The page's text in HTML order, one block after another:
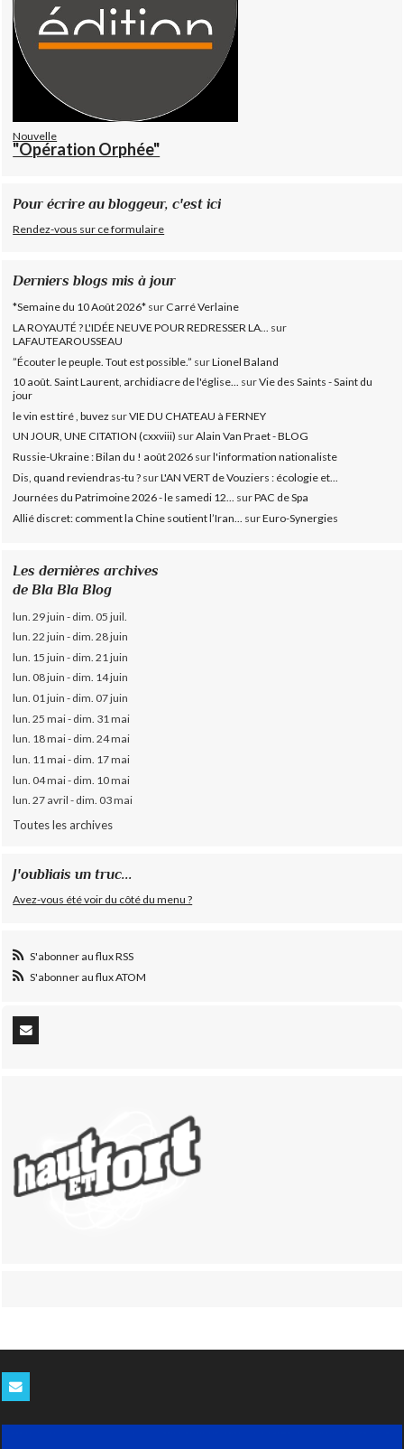
Nouvelle
"Opération Orphée"
Pour écrire au bloggeur, c'est ici
Rendez-vous sur ce formulaire
Derniers blogs mis à jour
*Semaine du 10 Août 2026* surCarré Verlaine
LA ROYAUTÉ ? L'IDÉE NEUVE POUR REDRESSER LA...
sur
LAFAUTEAROUSSEAU
”Écouter le peuple. Tout est possible.” surLionel Baland
10 août. Saint Laurent, archidiacre de l'église... surVie des Saints - Saint du
jour
le vin est tiré , buvez surVIE DU CHATEAU à FERNEY
UN JOUR, UNE CITATION (cxxviii) surAlain Van Praet - BLOG
Russie-Ukraine : Bilan du ! août 2026 surl'information nationaliste
Dis, quand reviendras-tu ? surL'AN VERT de Vouziers : écologie et...
Journées du Patrimoine 2026 - le samedi 12... surPAC de Spa
Allié discret: comment la Chine soutient l’Iran...
surEuro-Synergies
Les dernières archives
de Bla Bla Blog
lun. 29 juin - dim. 05 juil.
lun. 22 juin - dim. 28 juin
lun. 15 juin - dim. 21 juin
lun. 08 juin - dim. 14 juin
lun. 01 juin - dim. 07 juin
lun. 25 mai - dim. 31 mai
lun. 18 mai - dim. 24 mai
lun. 11 mai - dim. 17 mai
lun. 04 mai - dim. 10 mai
lun. 27 avril - dim. 03 mai
Toutes les archives
J'oubliais un truc...
Avez-vous été voir du côté du menu ?
S'abonner au flux RSS
S'abonner au flux ATOM